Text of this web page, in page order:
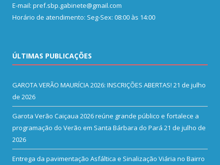
E-mail: pref.sbp.gabinete@gmail.com
Horário de atendimento: Seg-Sex: 08:00 às 14:00
ÚLTIMAS PUBLICAÇÕES
GAROTA VERÃO MAURÍCIA 2026: INSCRIÇÕES ABERTAS! 21 de julho
de 2026
Garota Verão Caiçaua 2026 reúne grande público e fortalece a
programação do Verão em Santa Bárbara do Pará 21 de julho de
2026
Entrega da pavimentação Asfáltica e Sinalização Viária no Bairro